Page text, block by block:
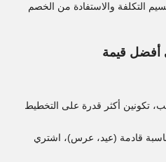
التكلفة والاستفادة من الخصم
أفضل قيمة
تكونين أكثر قدرة على التخطيط
قادمة (عيد، عرس)، اشتري